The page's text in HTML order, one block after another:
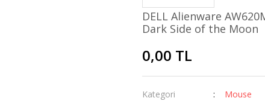
DELL Alienware
Dark Side of the Moon
0,00 TL
Kategori
Mouse